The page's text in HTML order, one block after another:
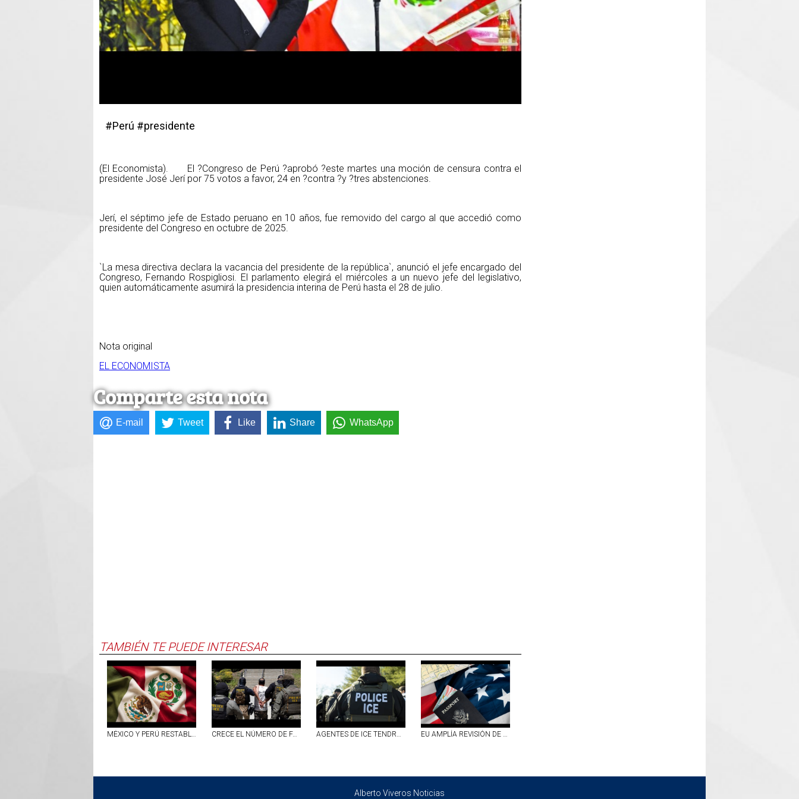
#Perú #presidente
(El Economista). El ?Congreso de Perú ?aprobó ?este martes una moción de censura contra el
presidente José Jerí por 75 votos a favor, 24 en ?contra ?y ?tres abstenciones.
Jerí, el séptimo jefe de Estado peruano en 10 años, fue removido del cargo al que accedió como
presidente del Congreso en octubre de 2025.
`La mesa directiva declara la vacancia del presidente de la república`, anunció el jefe encargado del
Congreso, Fernando Rospigliosi. El parlamento elegirá el miércoles a un nuevo jefe del legislativo,
quien automáticamente asumirá la presidencia interina de Perú hasta el 28 de julio.
Nota original
EL ECONOMISTA
Comparte esta nota
E-mail Tweet Like Share WhatsApp
TAMBIÉN TE PUEDE INTERESAR
CRECE EL NÚMERO DE FAMILIAS SEPARADAS POR ICE; 17 MIL DETENIDOS SON PADRES DE NIÑOS ESTADOUNIDENSES
Alberto Viveros Noticias